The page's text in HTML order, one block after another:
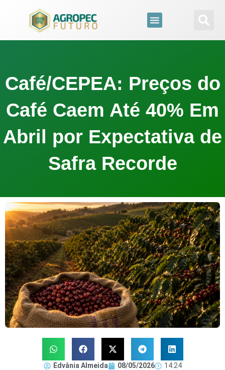
conteúdo
Café/CEPEA: Preços do
Café Caem Até 40% Em
Abril por Expectativa de
Safra Recorde
Edvânia Almeida 08/05/2026 14:24